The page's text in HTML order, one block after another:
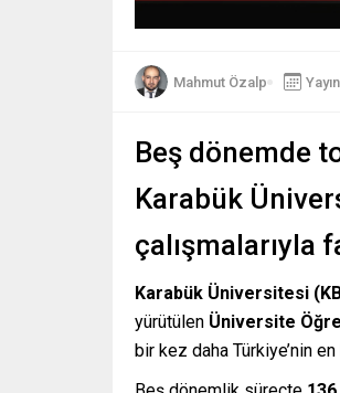
Mahmut Özalp
Beş dönemde
Karabük
çalışmalarıyla
Karabük Üniversitesi
yürütülen Üniversite
bir kez daha Türkiye’nin